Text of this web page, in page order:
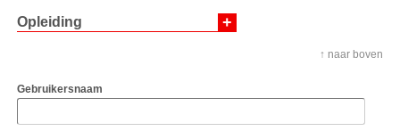
Opleiding +
↑ naar boven
Gebruikersnaam